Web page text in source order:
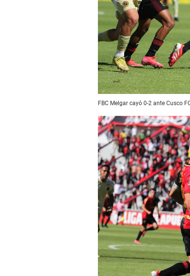
FBC Melgar cayó 0-2 ante Cusco